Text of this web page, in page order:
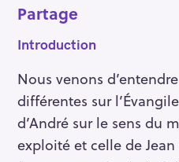
Partage
Introduction
Nous venons
différentes sur
d’André sur le sens du
exploité et celle de